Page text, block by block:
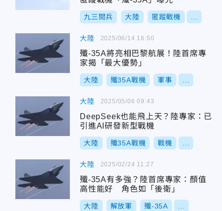
九三閱兵 大陸 匿蹤戰機
大陸
殲-35A將亮相巴黎航展！陸首席專
家揭「最大優勢」
大陸 殲35A戰機 軍事
2025/06/14 16:50
大陸
DeepSeek也能飛上天？陸專家：已
引進AI研發新型戰機
大陸 殲35A戰機 戰機
2025/05/06 09:43
大陸
殲-35A有多強？陸首席專家：顏值
高性能好 角色如「後衛」
大陸 解放軍 殲-35A
2025/02/24 11:27